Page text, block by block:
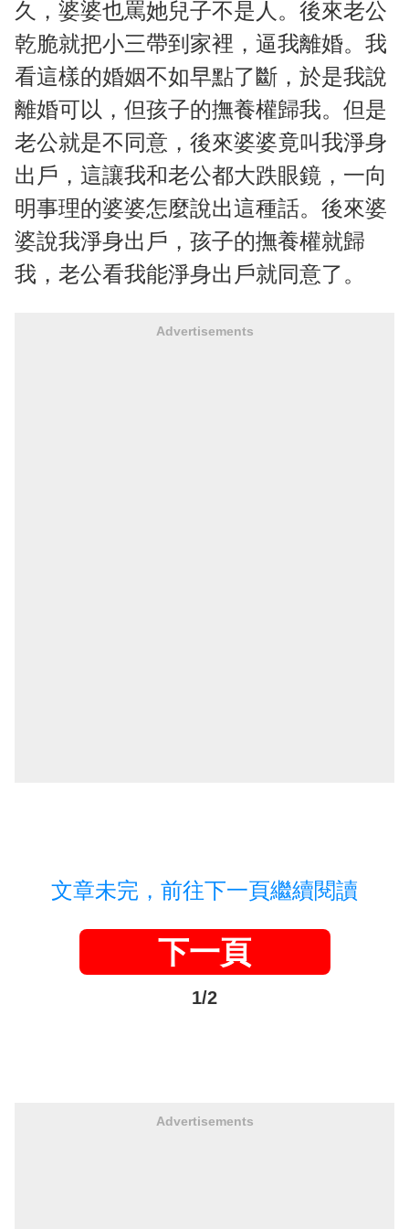
久，婆婆也罵她兒子不是人。後來老公
乾脆就把小三帶到家裡，逼我離婚。我
看這樣的婚姻不如早點了斷，於是我說
離婚可以，但孩子的撫養權歸我。但是
老公就是不同意，後來婆婆竟叫我淨身
出戶，這讓我和老公都大跌眼鏡，一向
明事理的婆婆怎麼說出這種話。後來婆
婆說我淨身出戶，孩子的撫養權就歸
我，老公看我能淨身出戶就同意了。
Advertisements
文章未完，前往下一頁繼續閱讀
下一頁
1/2
Advertisements